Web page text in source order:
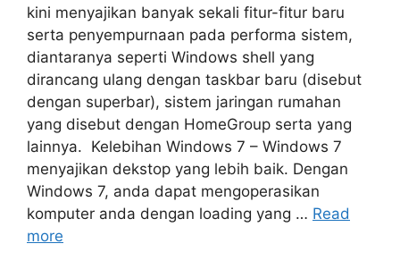
kini menyajikan banyak sekali fitur-fitur baru
serta penyempurnaan pada performa sistem,
diantaranya seperti Windows shell yang
dirancang ulang dengan taskbar baru (disebut
dengan superbar), sistem jaringan rumahan
yang disebut dengan HomeGroup serta yang
lainnya. Kelebihan Windows 7 – Windows 7
menyajikan dekstop yang lebih baik. Dengan
Windows 7, anda dapat mengoperasikan
komputer anda dengan loading yang … Read
more